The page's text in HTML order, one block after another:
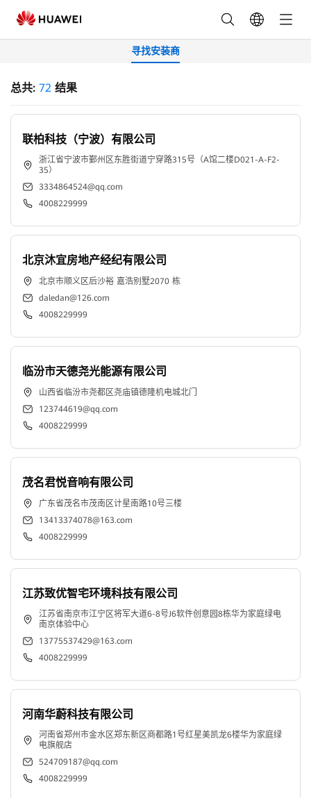
华
光
伏
联
式-
话-
司
址-
华
官
寻找安装商
总共: 72结果
联柏科技（宁波）有限公司
浙江省宁波市鄞州区东胜街道宁穿路315号（A馆二楼D021-A-F2-
35）
3334864524@qq.com
4008229999
北京沐宜房地产经纪有限公司
北京市顺义区后沙裕 嘉浩别墅2070 栋
daledan@126.com
4008229999
临汾市天德尧光能源有限公司
山西省临汾市尧都区尧庙镇德隆机电城北门
123744619@qq.com
4008229999
茂名君悦音响有限公司
广东省茂名市茂南区计星南路10号三楼
13413374078@163.com
4008229999
江苏致优智宅环境科技有限公司
江苏省南京市江宁区将军大道6-8号J6软件创意园8栋华为家庭绿电
南京体验中心
13775537429@163.com
4008229999
河南华蔚科技有限公司
河南省郑州市金水区郑东新区商都路1号红星美凯龙6楼华为家庭绿
电旗舰店
524709187@qq.com
4008229999